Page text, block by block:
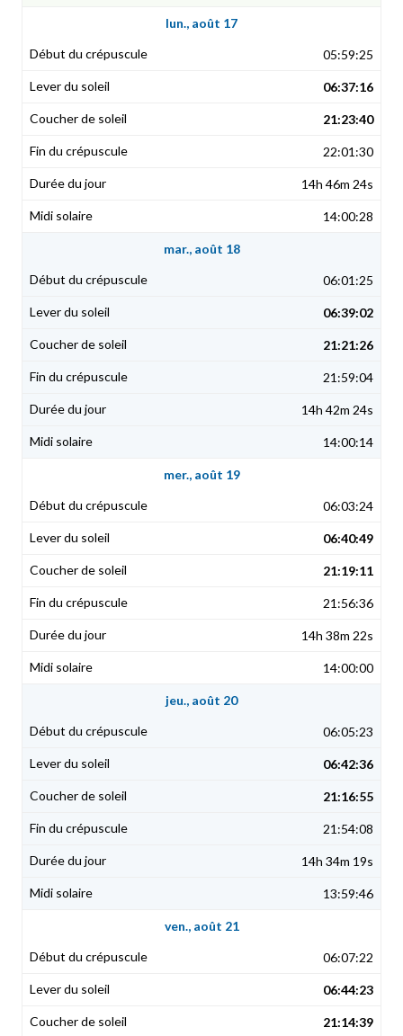
lun., août 17
05:59:25
06:37:16
21:23:40
22:01:30
14h 46m 24s
14:00:28
mar., août 18
06:01:25
06:39:02
21:21:26
21:59:04
14h 42m 24s
14:00:14
mer., août 19
06:03:24
06:40:49
21:19:11
21:56:36
14h 38m 22s
14:00:00
jeu., août 20
06:05:23
06:42:36
21:16:55
21:54:08
14h 34m 19s
13:59:46
ven., août 21
06:07:22
06:44:23
21:14:39